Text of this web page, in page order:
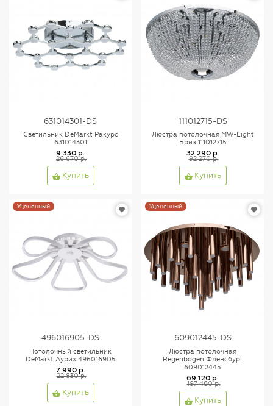
631014301-DS
Светильник DeMarkt Ракурс
631014301
9 330 р.
26 670 р.
Купить
111012715-DS
Люстра потолочная MW-Light
Бриз 111012715
32 290 р.
92 270 р.
Купить
Уцененный
496016905-DS
Потолочный светильник
DeMarkt Аурих 496016905
7 990 р.
22 830 р.
Купить
Уцененный
609012445-DS
Люстра потолочная
Regenbogen Фленсбург
609012445
69 120 р.
197 480 р.
Купить